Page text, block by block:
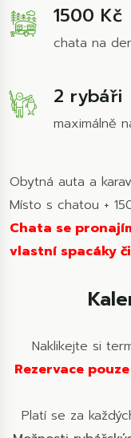
1500 Kč
chata na
2 rybáři
maximálně
Obytná auta a
Místo s chatou +
Chata se
vlastní spacáky
Naklikejte si
Rezervace
Platí se za